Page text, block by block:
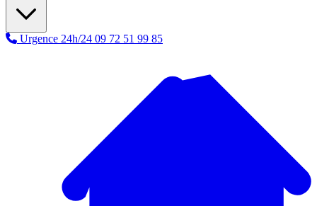
Urgence 24h/24 09 72 51 99 85